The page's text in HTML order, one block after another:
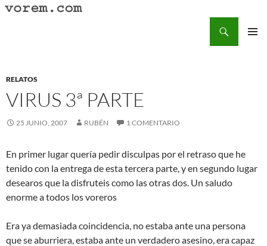
Saltar
RELATOS
VIRUS 3ª PARTE
25 JUNIO, 2007 RUBÉN 1 COMENTARIO
En primer lugar quería pedir disculpas por el retraso que he
tenido con la entrega de esta tercera parte, y en segundo lugar
desearos que la disfruteis como las otras dos. Un saludo
enorme a todos los voreros
Era ya demasiada coincidencia, no estaba ante una persona
que se aburriera, estaba ante un verdadero asesino, era capaz